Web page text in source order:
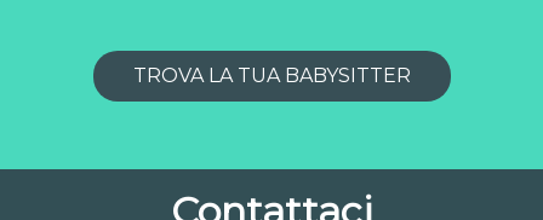
TROVA LA TUA BABYSITTER